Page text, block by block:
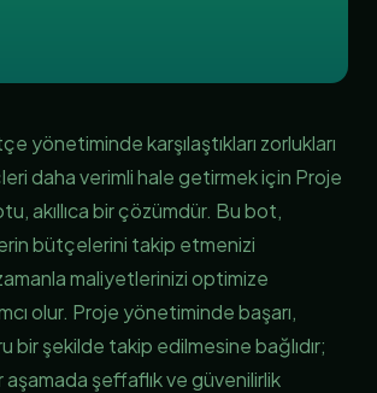
yönetiminde karşılaştıkları zorlukları
daha verimli hale getirmek için Proje
akıllıca bir çözümdür. Bu bot,
bütçelerini takip etmenizi
maliyetlerinizi optimize
olur. Proje yönetiminde başarı,
bir şekilde takip edilmesine bağlıdır;
şeffaflık ve güvenilirlik